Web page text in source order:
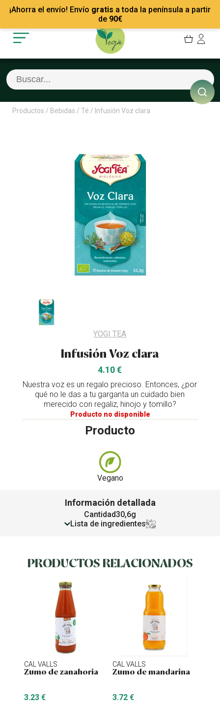
¡Ahorra el envío! Envío gratis a toda la península a partir
de 90€
Mis Pedidos
Mis favoritos
Cerrar sesión
Recetas
Empresas
Contacto
Productos / Bebidas / Té / Infusión Voz clara
YOGI TEA
Infusión Voz clara
4.10 €
Nuestra voz es un regalo precioso. Entonces, ¿por
qué no le das a tu garganta un cuidado bien
merecido con regaliz, hinojo y tomillo?
Producto no disponible
Producto
Vegano
Información detallada
Cantidad30,6g
Lista de ingredientes
PRODUCTOS RELACIONADOS
CAL VALLS
Zumo de zanahoria
3.23 €
CAL VALLS
Zumo de mandarina
3.72 €